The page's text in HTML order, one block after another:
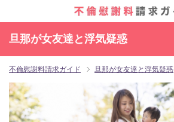
旦那が女友達と浮気疑惑
不倫慰謝料請求ガイド 旦那が女友達と浮気疑惑